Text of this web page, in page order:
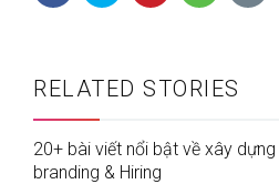
RELATED STORIES
20+ bài viết nổi bật về xây
branding & Hiring